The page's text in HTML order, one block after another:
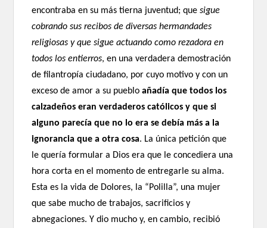
encontraba en su más tierna juventud; quesigue
cobrando sus recibos de diversas hermandades
religiosas y que sigue actuando como rezadora en
todos los entierros, en una verdadera demostración
de filantropía ciudadano, por cuyo motivo y con un
exceso de amor a su puebloañadía que todos los
calzadeños eran verdaderos católicos y que si
alguno parecía que no lo era se debía más a la
ignorancia que a otra cosa. La única petición que
le quería formular a Dios era que le concediera una
hora corta en el momento de entregarle su alma.
Esta es la vida de Dolores, la “Polilla”, una mujer
que sabe mucho de trabajos, sacrificios y
abnegaciones. Y dio mucho y, en cambio, recibió